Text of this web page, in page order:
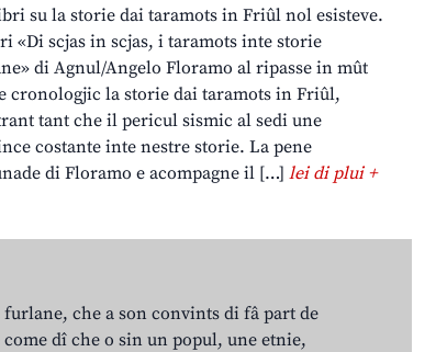
su la storie dai taramots in Friûl nol esisteve.
«Di scjas in scjas, i taramots inte storie
di Agnul/Angelo Floramo al ripasse in mût
cronologjic la storie dai taramots in Friûl,
tant che il pericul sismic al sedi une
costante inte nestre storie. La pene
di Floramo e acompagne il […]lei di plui +
che a son convints di fâ part de
dî che o sin un popul, une etnie,